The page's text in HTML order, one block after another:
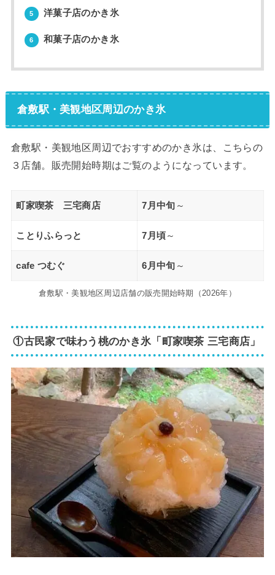
5 洋菓子店のかき氷
6 和菓子店のかき氷
倉敷駅・美観地区周辺のかき氷
倉敷駅・美観地区周辺でおすすめのかき氷は、こちらの
３店舗。販売開始時期はご覧のようになっています。
町家喫茶 三宅商店 7月中旬 ～
ことりふらっと 7月頃～
cafe つむぐ 6月中旬 ～
倉敷駅・美観地区周辺店舗の販売開始時期（2026年）
①古民家で味わう桃のかき氷「町家喫茶 三宅商店」